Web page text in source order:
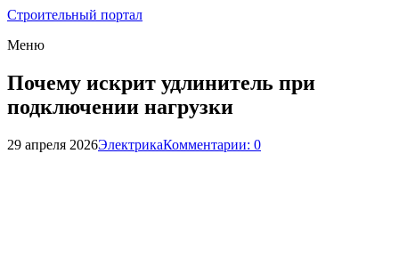
Строительный портал
Меню
Почему искрит удлинитель при
подключении нагрузки
29 апреля 2026ЭлектрикаКомментарии: 0